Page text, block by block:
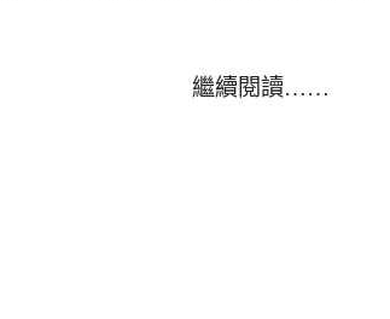
繼續閱讀……